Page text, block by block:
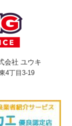
会社 ユウキ
4丁目3-19